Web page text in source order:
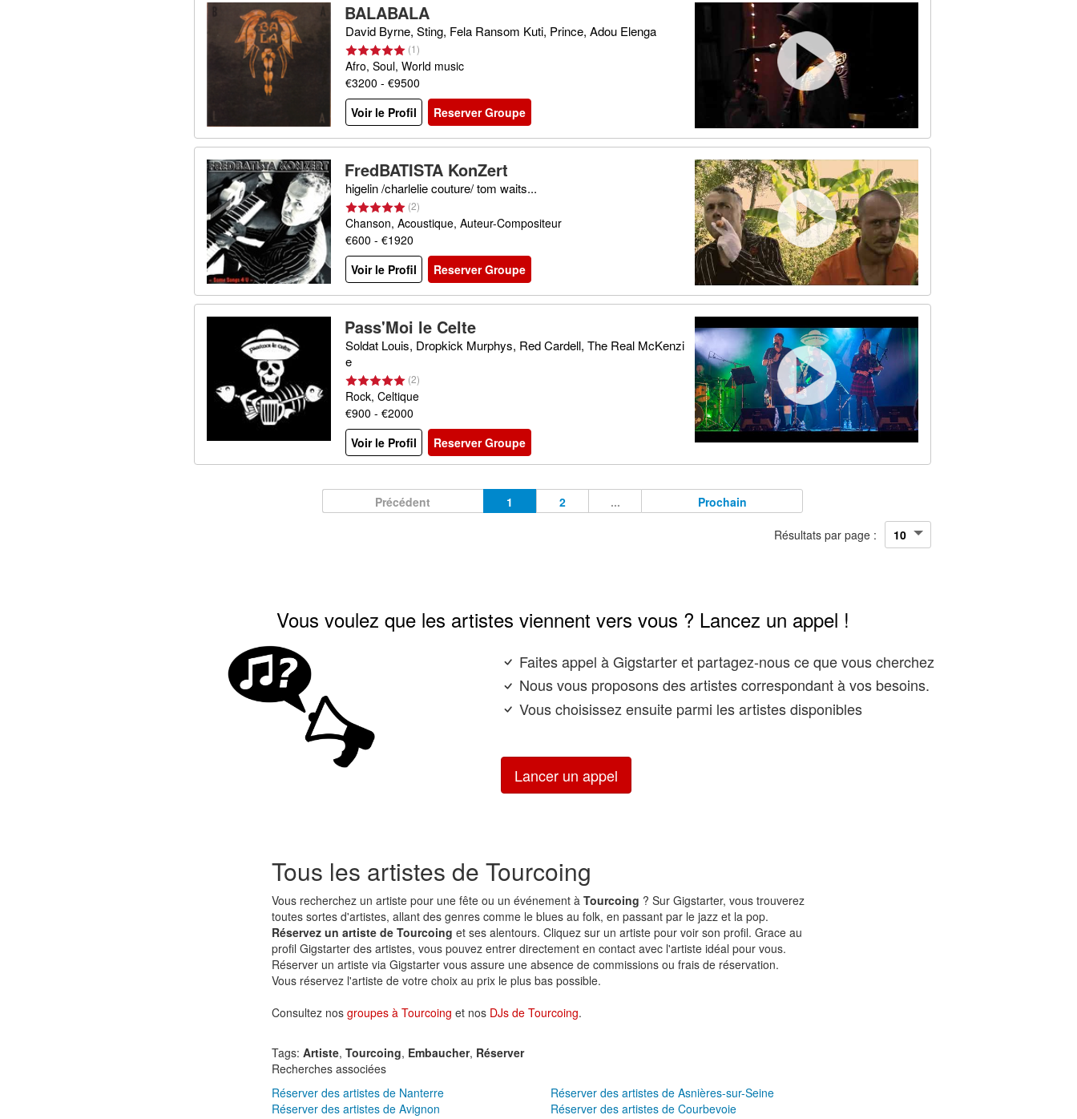
BALABALA
David Byrne, Sting, Fela Ransom Kuti, Prince, Adou Elenga
(1)
Afro, Soul, World music
€3200 - €9500
Voir le Profil
Reserver Groupe
FredBATISTA KonZert
higelin /charlelie couture/ tom waits...
(2)
Chanson, Acoustique, Auteur-Compositeur
€600 - €1920
Voir le Profil
Reserver Groupe
Pass'Moi le Celte
Soldat Louis, Dropkick Murphys, Red Cardell, The Real McKenzi
e
(2)
Rock, Celtique
€900 - €2000
Voir le Profil
Reserver Groupe
Précédent 1 2 ... Prochain
Résultats par page :
Vous voulez que les artistes viennent vers vous ? Lancez un appel !
Faites appel à Gigstarter et partagez-nous ce que vous cherchez
Nous vous proposons des artistes correspondant à vos besoins.
Vous choisissez ensuite parmi les artistes disponibles
Lancer un appel
Tous les artistes de Tourcoing
Vous recherchez un artiste pour une fête ou un événement à Tourcoing ? Sur Gigstarter, vous trouverez
toutes sortes d'artistes, allant des genres comme le blues au folk, en passant par le jazz et la pop.
Réservez un artiste de Tourcoing et ses alentours. Cliquez sur un artiste pour voir son profil. Grace au
profil Gigstarter des artistes, vous pouvez entrer directement en contact avec l'artiste idéal pour vous.
Réserver un artiste via Gigstarter vous assure une absence de commissions ou frais de réservation.
Vous réservez l'artiste de votre choix au prix le plus bas possible.
Consultez nos groupes à Tourcoing et nos DJs de Tourcoing.
Tags: Artiste, Tourcoing, Embaucher, Réserver
Recherches associées
Réserver des artistes de Nanterre
Réserver des artistes de Avignon
Réserver des artistes de Asnières-sur-Seine
Réserver des artistes de Courbevoie